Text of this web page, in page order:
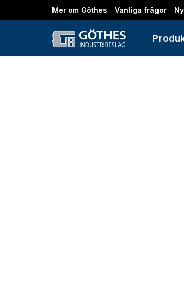
Mer om Göthes Vanliga frågor